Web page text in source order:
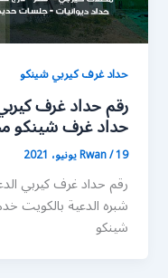
حداد غرف كيربي شينكو
حداد غرف شينكو
Rwan/19 يونيو، 2021
رقم حداد غرف كيربي
شبره الدعية بالكويت
شينكو